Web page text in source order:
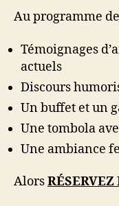
Au programme
Témoignages
actuels
Discours
Un buffet et un
Une tombola
Une ambiance
Alors